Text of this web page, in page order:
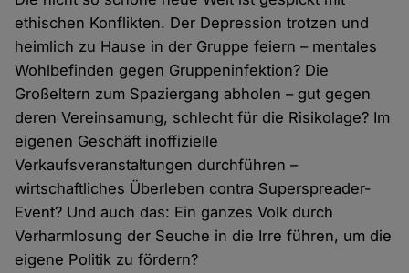
ethischen Konflikten. Der Depression trotzen und
heimlich zu Hause in der Gruppe feiern – mentales
Wohlbefinden gegen Gruppeninfektion? Die
Großeltern zum Spaziergang abholen – gut gegen
deren Vereinsamung, schlecht für die Risikolage? Im
eigenen Geschäft inoffizielle
Verkaufsveranstaltungen durchführen –
wirtschaftliches Überleben contra Superspreader-
Event? Und auch das: Ein ganzes Volk durch
Verharmlosung der Seuche in die Irre führen, um die
eigene Politik zu fördern?